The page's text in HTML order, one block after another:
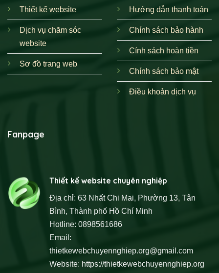
Thiết kế website
Dịch vụ chăm sóc
website
Sơ đồ trang web
Hướng dẫn thanh toán
Chính sách bảo hành
Cính sách hoàn tiền
Chính sách bảo mật
Điều khoản dịch vụ
Fanpage
Thiết kế website chuyên nghiệp
Địa chỉ: 63 Nhất Chi Mai, Phường 13, Tân
Bình, Thành phố Hồ Chí Minh
Hotline: 0898561686
Email:
thietkewebchuyennghiep.org@gmail.com
Website: https://thietkewebchuyennghiep.org